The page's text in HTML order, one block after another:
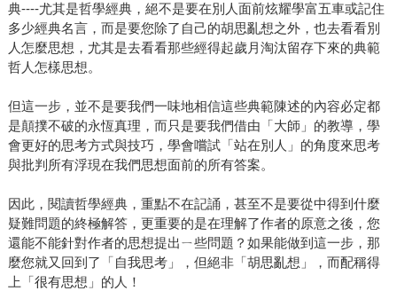
典----尤其是哲學經典，絕不是要在別人面前炫耀學富五車或記住
多少經典名言，而是要您除了自己的胡思亂想之外，也去看看別
人怎麼思想，尤其是去看看那些經得起歲月淘汰留存下來的典範
哲人怎樣思想。
但這一步，並不是要我們一味地相信這些典範陳述的內容必定都
是顛撲不破的永恆真理，而只是要我們借由「大師」的教導，學
會更好的思考方式與技巧，學會嚐試「站在別人」的角度來思考
與批判所有浮現在我們思想面前的所有答案。
因此，閱讀哲學經典，重點不在記誦，甚至不是要從中得到什麼
疑難問題的終極解答，更重要的是在理解了作者的原意之後，您
還能不能針對作者的思想提出ㄧ些問題？如果能做到這一步，那
麼您就又回到了「自我思考」，但絕非「胡思亂想」，而配稱得
上「很有思想」的人！